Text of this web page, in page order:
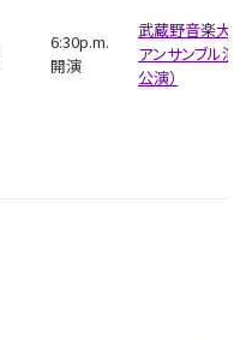
6:30p.m.
開演
武蔵野音楽大学
アンサンブル演
公演）